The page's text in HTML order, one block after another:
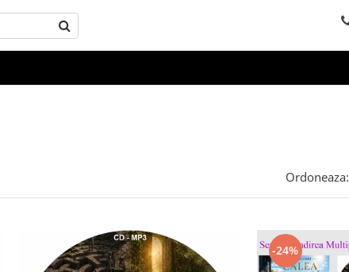
Ordoneaza:
-24%